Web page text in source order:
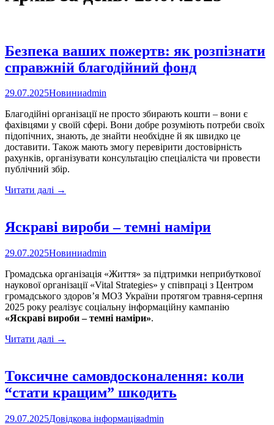
Безпека ваших пожертв: як розпізнати
справжній благодійний фонд
29.07.2025Новиниadmin
Благодійні організації не просто збирають кошти – вони є
фахівцями у своїй сфері. Вони добре розуміють потреби своїх
підопічних, знають, де знайти необхідне й як швидко це
доставити. Також мають змогу перевірити достовірність
рахунків, організувати консультацію спеціаліста чи провести
публічний збір.
Читати далі Безпека
як
розпізнати
благодійний
→
Яскраві вироби – темні наміри
29.07.2025Новиниadmin
Громадська організація «Життя» за підтримки неприбуткової
наукової організації «Vital Strategies» у співпраці з Центром
громадського здоров’я МОЗ України протягом травня-серпня
2025 року реалізує соціальну інформаційну кампанію
«Яскраві вироби – темні наміри».
Читати далі Яскраві
наміри
→
Токсичне самовдосконалення: коли
“стати кращим” шкодить
29.07.2025Довідкова інформаціяadmin